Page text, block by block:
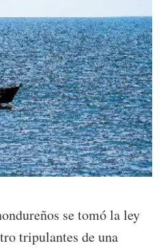
se tomó la ley
tripulantes de una